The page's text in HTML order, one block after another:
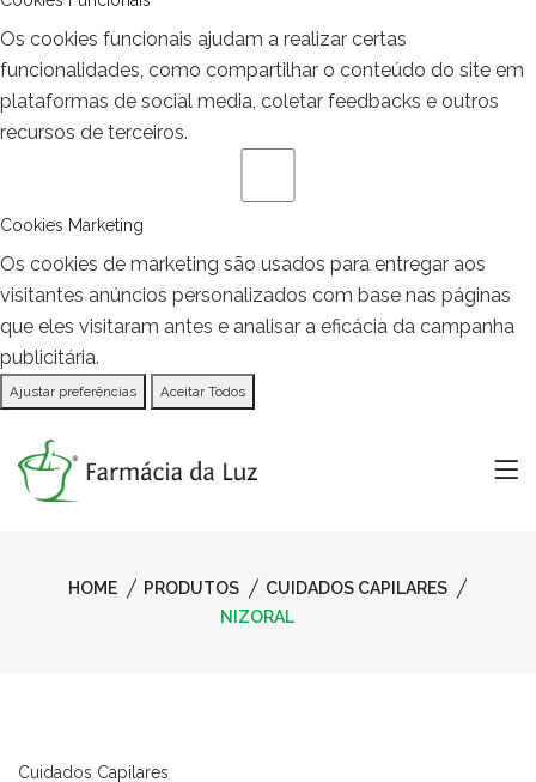
Os cookies funcionais ajudam a realizar certas
funcionalidades, como compartilhar o conteúdo do site em
plataformas de social media, coletar feedbacks e outros
recursos de terceiros.
Cookies Marketing
Os cookies de marketing são usados para entregar aos
visitantes anúncios personalizados com base nas páginas
que eles visitaram antes e analisar a eficácia da campanha
publicitária.
Ajustar preferências Aceitar Todos
HOME PRODUTOS
CUIDADOS CAPILARES
NIZORAL
Cuidados Capilares